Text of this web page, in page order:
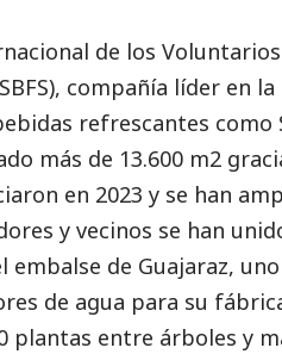
de los
compañía líder en
refrescantes como
más de 13.600 m2
en 2023 y se han
y vecinos se han
embalse de Guajaraz,
de agua para su
plantas entre árboles y